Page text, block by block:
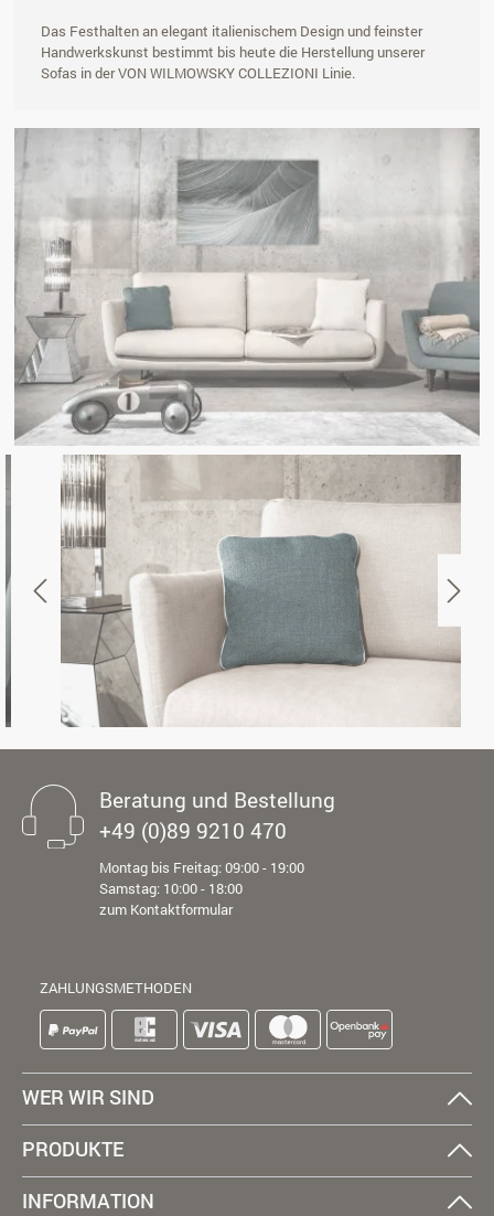
Das Festhalten an elegant italienischem Design und feinster
Handwerkskunst bestimmt bis heute die Herstellung unserer
Sofas in der VON WILMOWSKY COLLEZIONI Linie.
Beratung und Bestellung
+49 (0)89 9210 470
Montag bis Freitag: 09:00 - 19:00
Samstag: 10:00 - 18:00
zum Kontaktformular
ZAHLUNGSMETHODEN
WER WIR SIND
PRODUKTE
INFORMATION